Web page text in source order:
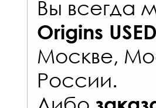
Вы всегда
Origins
Москве,
России.